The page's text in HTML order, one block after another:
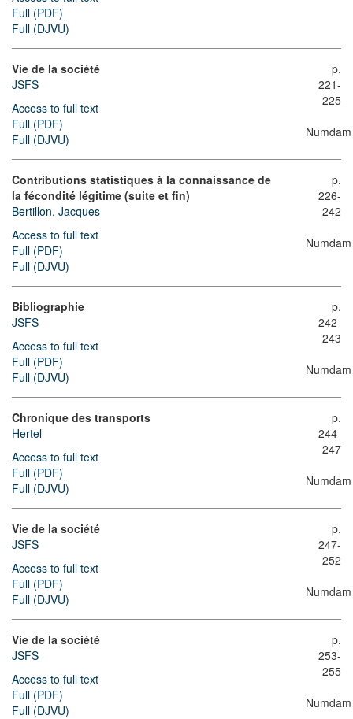
Full (PDF)
Full (DJVU)
Vie de la société
JSFS
Access to full text
Full (PDF)
Full (DJVU)
p.
221-
225
Numdam
Contributions statistiques à la connaissance de
la fécondité légitime (suite et fin)
Bertillon, Jacques
Access to full text
Full (PDF)
Full (DJVU)
p.
226-
242
Numdam
Bibliographie
JSFS
Access to full text
Full (PDF)
Full (DJVU)
p.
242-
243
Numdam
Chronique des transports
Hertel
Access to full text
Full (PDF)
Full (DJVU)
p.
244-
247
Numdam
Vie de la société
JSFS
Access to full text
Full (PDF)
Full (DJVU)
p.
247-
252
Numdam
Vie de la société
JSFS
Access to full text
Full (PDF)
Full (DJVU)
p.
253-
255
Numdam